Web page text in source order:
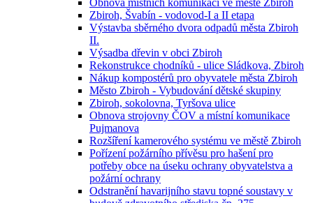
Obnova místních komunikací ve městě Zbiroh
Zbiroh, Švabín - vodovod-I a II etapa
Výstavba sběrného dvora odpadů města Zbiroh
II.
Výsadba dřevin v obci Zbiroh
Rekonstrukce chodníků - ulice Sládkova, Zbiroh
Nákup kompostérů pro obyvatele města Zbiroh
Město Zbiroh - Vybudování dětské skupiny
Zbiroh, sokolovna, Tyršova ulice
Obnova strojovny ČOV a místní komunikace
Pujmanova
Rozšíření kamerového systému ve městě Zbiroh
Pořízení požárního přívěsu pro hašení pro
potřeby obce na úseku ochrany obyvatelstva a
požární ochrany
Odstranění havarijního stavu topné soustavy v